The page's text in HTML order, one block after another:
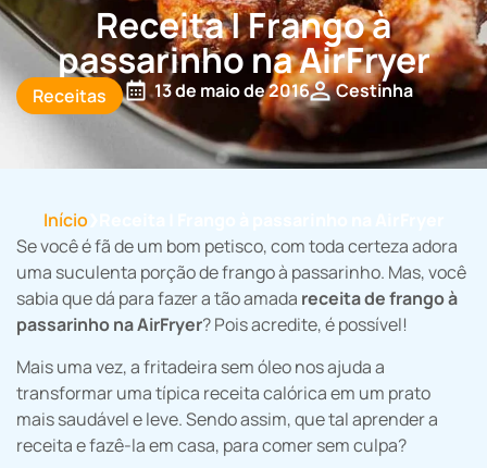
Receita | Frango à
passarinho na AirFryer
Receitas 13 de maio de 2016 Cestinha
Início
Se você é fã de um bom petisco, com toda certeza adora
uma suculenta porção de frango à passarinho. Mas, você
sabia que dá para fazer a tão amada receita de frango à
passarinho na AirFryer? Pois acredite, é possível!
Mais uma vez, a fritadeira sem óleo nos ajuda a
transformar uma típica receita calórica em um prato
mais saudável e leve. Sendo assim, que tal aprender a
receita e fazê-la em casa, para comer sem culpa?